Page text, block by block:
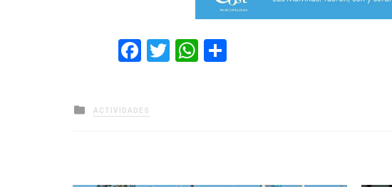
Facebook
TwitterWhatsApp
Posted
in
ACTIVIDADES